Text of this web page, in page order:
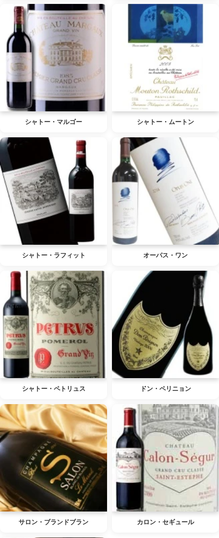
シャトー・マルゴー シャトー・ムートン
シャトー・ラフィット オーパス・ワン
シャトー・ペトリュス ドン・ペリニョン
サロン・ブランドブラン カロン・セギュール